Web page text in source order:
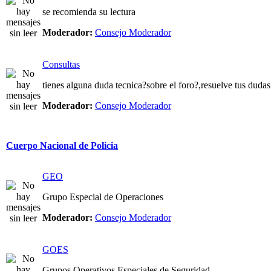
se recomienda su lectura
Moderador: Consejo Moderador
Consultas
tienes alguna duda tecnica?sobre el foro?,resuelve tus
Moderador: Consejo Moderador
Cuerpo Nacional de Policia
GEO
Grupo Especial de Operaciones
Moderador: Consejo Moderador
GOES